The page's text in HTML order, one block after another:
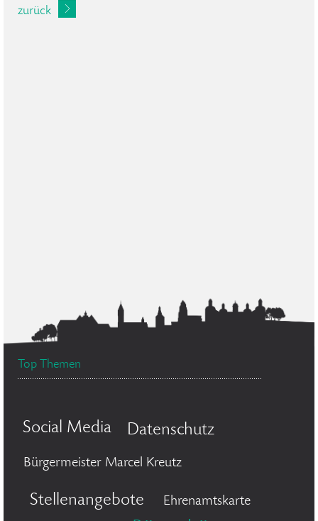
zurück
Top Themen
Social Media Datenschutz
Bürgermeister Marcel Kreutz
Stellenangebote Ehrenamtskarte